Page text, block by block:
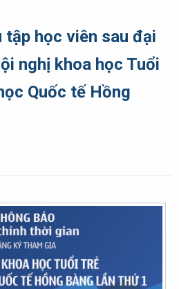
học viên sau đại
nghị khoa học Tuổi
Quốc tế Hồng